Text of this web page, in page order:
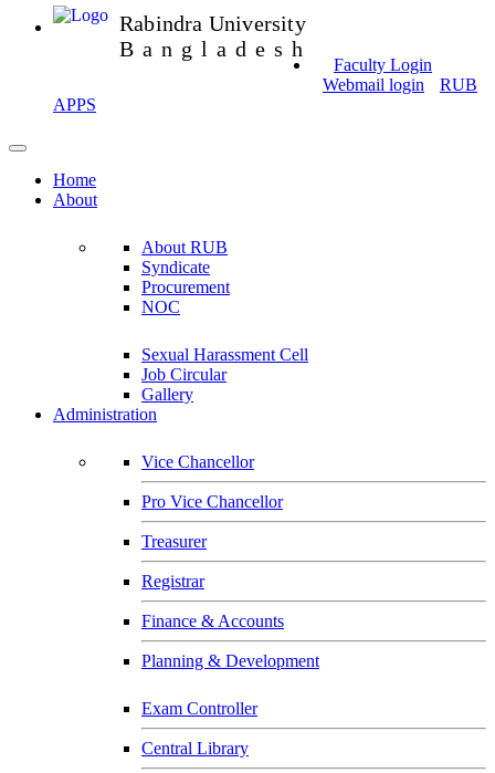
Rabindra University
Bangladesh
Faculty Login
Webmail login
RUB
APPS
Home
About
About RUB
Syndicate
Procurement
NOC
Sexual Harassment Cell
Job Circular
Gallery
Administration
Vice Chancellor
Pro Vice Chancellor
Treasurer
Registrar
Finance & Accounts
Planning & Development
Exam Controller
Central Library